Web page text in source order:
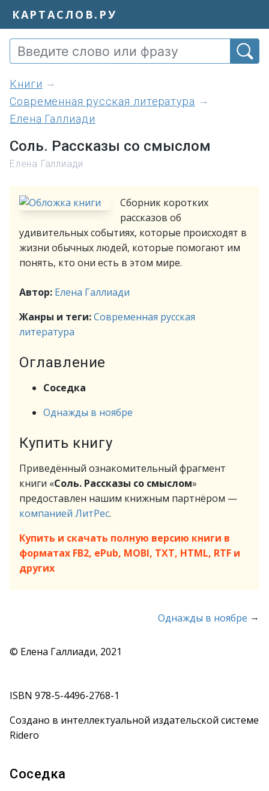
КАРТАСЛОВ.РУ
книги
Современная русская литература
Елена Галлиади
Соль. Рассказы со смыслом
Елена Галлиади
Сборник коротких
рассказов об
удивительных событиях, которые происходят в
жизни обычных людей, которые помогают им
понять, кто они есть в этом мире.
Автор: Елена Галлиади
Жанры и теги:Современная русская
литература
Оглавление
Соседка
Однажды в ноябре
Купить книгу
Приведённый ознакомительный фрагмент
книги «Соль. Рассказы со смыслом»
предоставлен нашим книжным партнёром —
компанией ЛитРес.
Купить и скачать полную версию книги в
форматах FB2, ePub, MOBI, TXT, HTML, RTF и
других
Однажды в ноябре →
© Елена Галлиади, 2021
ISBN 978-5-4496-2768-1
Создано в интеллектуальной издательской системе
Ridero
Соседка